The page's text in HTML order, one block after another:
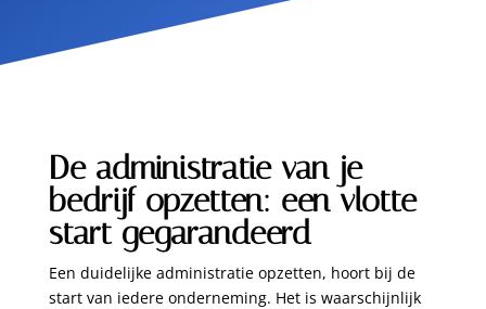
De administratie van je
bedrijf opzetten: een vlotte
start gegarandeerd
Een duidelijke administratie opzetten, hoort bij de
start van iedere onderneming. Het is waarschijnlijk